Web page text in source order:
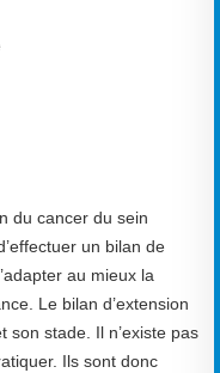
du cancer du sein
un bilan de
au mieux la
Le bilan d’extension
son stade. Il n’existe pas
Ils sont donc